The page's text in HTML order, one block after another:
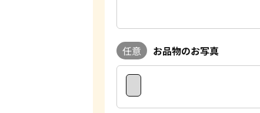
任意 お品物のお写真